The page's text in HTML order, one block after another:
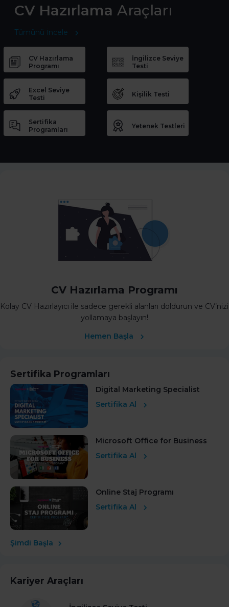
CV Hazırlama Araçları
Tümünü İncele
CV Hazırlama
Programı
İngilizce Seviye
Testi
Excel Seviye
Testi
Kişilik Testi
Sertifika
Programları
Yetenek Testleri
CV Hazırlama Programı
Kolay CV Hazırlayıcı ile sadece gerekli alanları doldurun ve CV’nizi
yollamaya başlayın!
Hemen Başla
Sertifika Programları
Digital Marketing Specialist
Sertifika Al
Microsoft Office for Business
Sertifika Al
Online Staj Programı
Sertifika Al
Şimdi Başla
Kariyer Araçları